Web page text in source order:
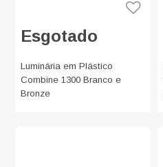
Esgotado
Luminária em Plástico
Combine 1300 Branco e
Bronze